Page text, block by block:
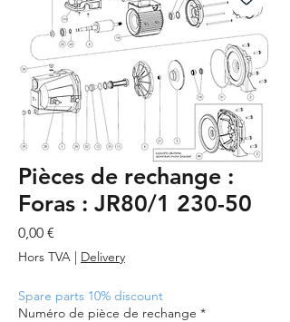
Pièces de rechange :
Foras : JR80/1 230-50
0,00 €
Hors TVA | Delivery
Spare parts 10% discount
Numéro de pièce de rechange *